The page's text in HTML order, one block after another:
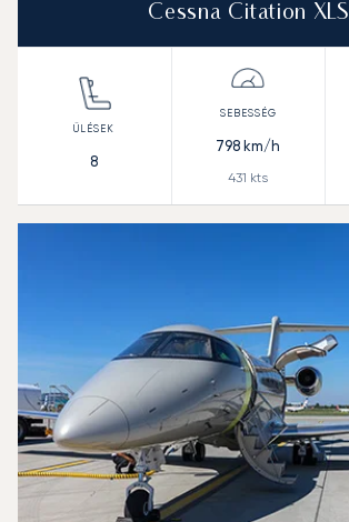
Cessna Citation XLS
8
798 km/h
431 kts